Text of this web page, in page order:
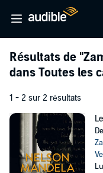
Résultats de
dans Toutes les
1 - 2 sur 2 résultats